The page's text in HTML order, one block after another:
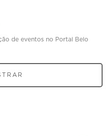
de eventos no Portal Belo